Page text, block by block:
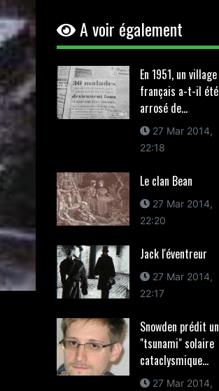
A voir également
En 1951, un village
français a-t-il été
arrosé de...
27 Mar 2014,
22:18
Le clan Bean
27 Mar 2014,
22:20
Jack l'éventreur
27 Mar 2014,
22:17
Snowden prédit un
"tsunami" solaire
cataclysmique...
27 Mar 2014,